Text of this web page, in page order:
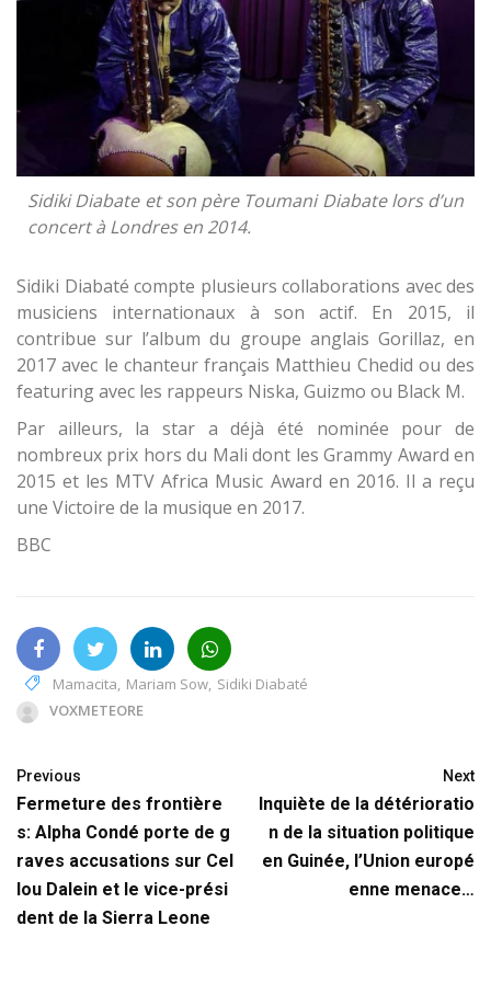
Sidiki Diabate et son père Toumani Diabate lors d’un
concert à Londres en 2014.
Sidiki Diabaté compte plusieurs collaborations avec des
musiciens internationaux à son actif. En 2015, il
contribue sur l’album du groupe anglais Gorillaz, en
2017 avec le chanteur français Matthieu Chedid ou des
featuring avec les rappeurs Niska, Guizmo ou Black M.
Par ailleurs, la star a déjà été nominée pour de
nombreux prix hors du Mali dont les Grammy Award en
2015 et les MTV Africa Music Award en 2016. Il a reçu
une Victoire de la musique en 2017.
BBC
Mamacita, Mariam Sow, Sidiki Diabaté
VOXMETEORE
Previous
Fermeture des frontière
s: Alpha Condé porte de g
raves accusations sur Cel
lou Dalein et le vice-prési
dent de la Sierra Leone
Next
Inquiète de la détérioratio
n de la situation politique
en Guinée, l’Union europé
enne menace…